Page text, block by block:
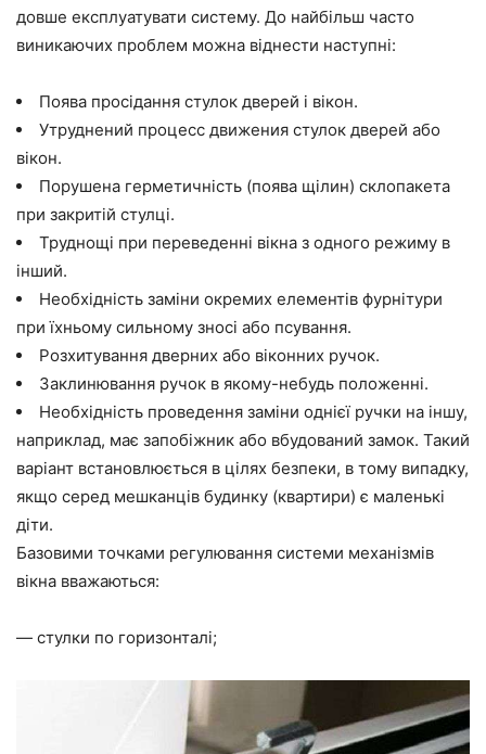
довше експлуатувати систему. До найбільш часто
виникаючих проблем можна віднести наступні:
Поява просідання стулок дверей і вікон.
Утруднений процесс движения стулок дверей або
вікон.
Порушена герметичність (поява щілин) склопакета
при закритій стулці.
Труднощі при переведенні вікна з одного режиму в
інший.
Необхідність заміни окремих елементів фурнітури
при їхньому сильному зносі або псування.
Розхитування дверних або віконних ручок.
Заклинювання ручок в якому-небудь положенні.
Необхідність проведення заміни однієї ручки на іншу,
наприклад, має запобіжник або вбудований замок. Такий
варіант встановлюється в цілях безпеки, в тому випадку,
якщо серед мешканців будинку (квартири) є маленькі
діти.
Базовими точками регулювання системи механізмів
вікна вважаються:
— стулки по горизонталі;